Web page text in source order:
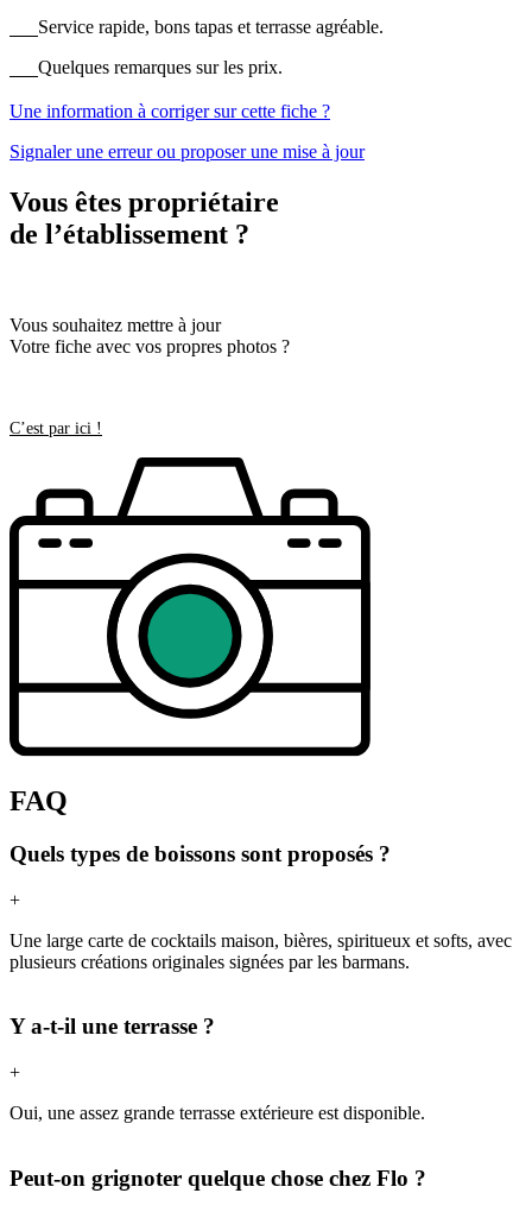
Service rapide, bons tapas et terrasse agréable.
Quelques remarques sur les prix.
Une information à corriger sur cette fiche ?
Signaler une erreur ou proposer une mise à jour
Vous êtes propriétaire
de l’établissement ?
Vous souhaitez mettre à jour
Votre fiche avec vos propres photos ?
C’est par ici !
FAQ
Quels types de boissons sont proposés ?
+
Une large carte de cocktails maison, bières, spiritueux et softs, avec
plusieurs créations originales signées par les barmans.
Y a-t-il une terrasse ?
+
Oui, une assez grande terrasse extérieure est disponible.
Peut-on grignoter quelque chose chez Flo ?